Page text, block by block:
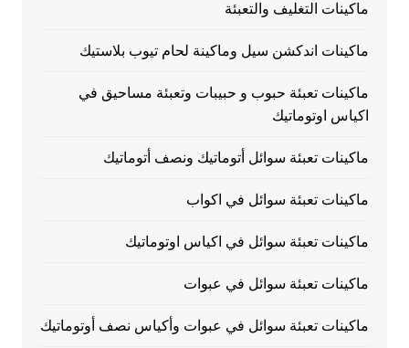
ماكينات التغليف والتعبئة
ماكينات اندكشن سيل وماكينة لحام تيوب بلاستيك
ماكينات تعبئة حبوب و حبيبات وتعبئة مساحيق في
اكياس اوتوماتيك
ماكينات تعبئة سوائل أتوماتيك ونصف أتوماتيك
ماكينات تعبئة سوائل في اكواب
ماكينات تعبئة سوائل في اكياس اوتوماتيك
ماكينات تعبئة سوائل في عبوات
ماكينات تعبئة سوائل في عبوات وأكياس نصف أوتوماتيك